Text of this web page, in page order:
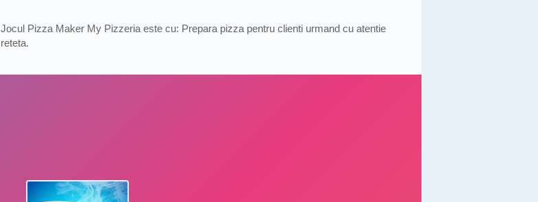
Jocul Pizza Maker My Pizzeria este cu: Prepara pizza pentru clienti urmand cu atentie
reteta.